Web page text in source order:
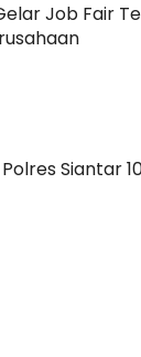
Job Fair
Siantar